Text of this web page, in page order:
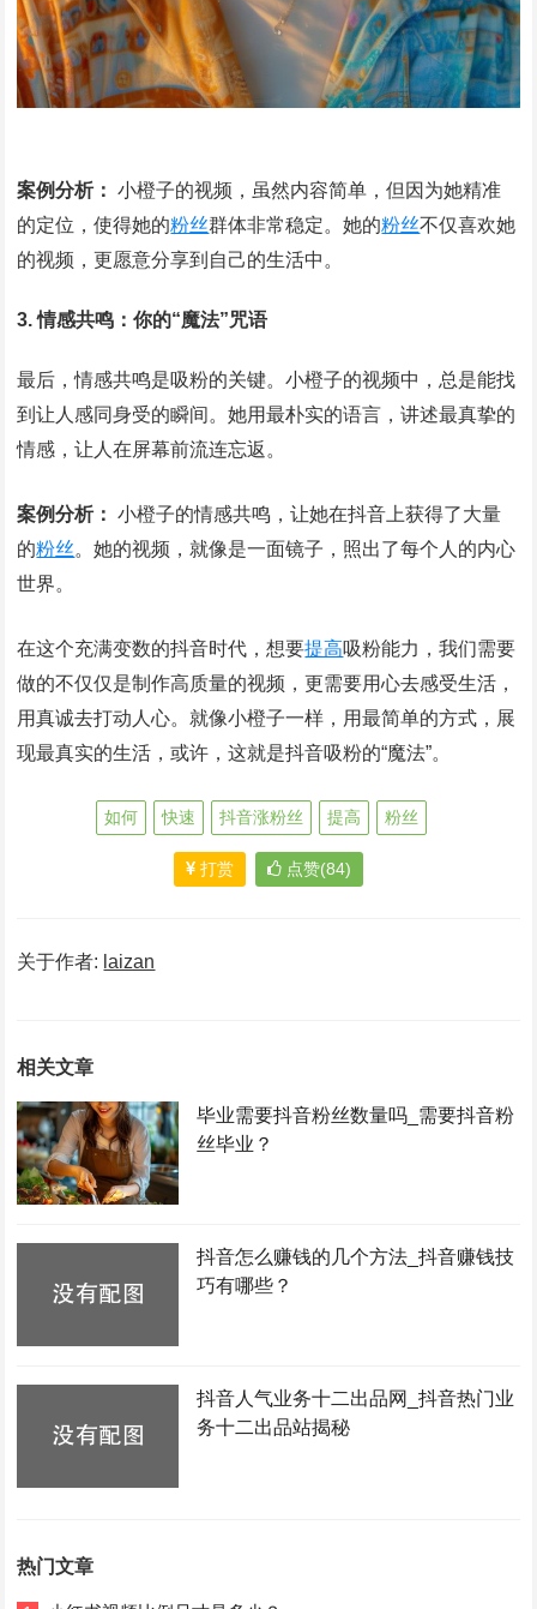
案例分析： 小橙子的视频，虽然内容简单，但因为她精准
的定位，使得她的粉丝群体非常稳定。她的粉丝不仅喜欢她
的视频，更愿意分享到自己的生活中。
3. 情感共鸣：你的“魔法”咒语
最后，情感共鸣是吸粉的关键。小橙子的视频中，总是能找
到让人感同身受的瞬间。她用最朴实的语言，讲述最真挚的
情感，让人在屏幕前流连忘返。
案例分析： 小橙子的情感共鸣，让她在抖音上获得了大量
的粉丝。她的视频，就像是一面镜子，照出了每个人的内心
世界。
在这个充满变数的抖音时代，想要提高吸粉能力，我们需要
做的不仅仅是制作高质量的视频，更需要用心去感受生活，
用真诚去打动人心。就像小橙子一样，用最简单的方式，展
现最真实的生活，或许，这就是抖音吸粉的“魔法”。
如何 快速 抖音涨粉丝 提高 粉丝
打赏 点赞(84)
关于作者: laizan
相关文章
毕业需要抖音粉丝数量吗_需要抖音粉
丝毕业？
抖音怎么赚钱的几个方法_抖音赚钱技
巧有哪些？
抖音人气业务十二出品网_抖音热门业
务十二出品站揭秘
热门文章